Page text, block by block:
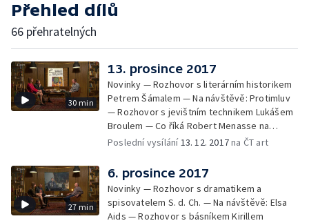
Přehled dílů
66 přehratelných
30 min
13. prosince 2017
Novinky — Rozhovor s literárním historikem
Petrem Šámalem — Na návštěvě: Protimluv
— Rozhovor s jevištním technikem Lukášem
Broulem — Co říká Robert Menasse na
zrušení ASAPu
Poslední vysílání13. 12. 2017na ČT art
27 min
6. prosince 2017
Novinky — Rozhovor s dramatikem a
spisovatelem S. d. Ch. — Na návštěvě: Elsa
Aids — Rozhovor s básníkem Kirillem